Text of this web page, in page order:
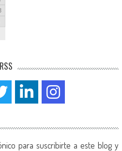
para suscribirte a este blog y